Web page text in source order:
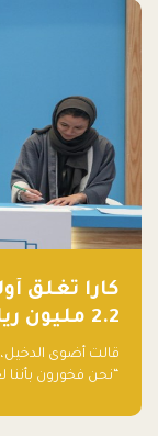
كارا تغلق
2.2 مليون ريال
قالت أضوى الدخيل،
“نحن فخورون بأننا
جيدًا لكوكبنا